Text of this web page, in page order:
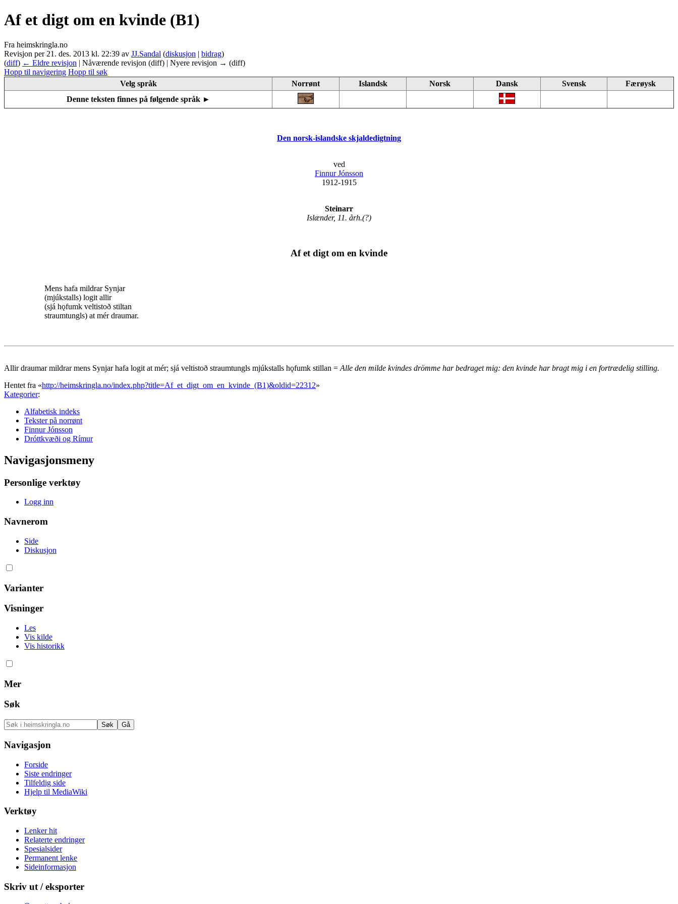
Af et digt om en kvinde (B1)
Fra heimskringla.no
Revisjon per 21. des. 2013 kl. 22:39 av JJ.Sandal (diskusjon | bidrag)
(diff) ← Eldre revisjon | Nåværende revisjon (diff) | Nyere revisjon → (diff)
Hopp til navigering Hopp til søk
Velg språk
Norrønt Islandsk Norsk Dansk Svensk
Færøysk
Denne teksten finnes på følgende språk ►
Den norsk-islandske skjaldedigtning
ved
Finnur Jónsson
1912-1915
Steinarr
Islænder, 11. årh.(?)
Af et digt om en kvinde
Mens hafa mildrar Synjar
(mjúkstalls) logit allir
(sjá hǫfumk veltistoð stiltan
straumtungls) at mér draumar.
Allir draumar mildrar mens Synjar hafa logit at mér; sjá veltistoð straumtungls mjúkstalls hǫfumk stillan = Alle den milde kvindes drömme har bedraget mig: den kvinde har bragt mig i en fortrædelig stilling.
Hentet fra «http://heimskringla.no/index.php?title=Af_et_digt_om_en_kvinde_(B1)&oldid=22312»
Kategorier:
Alfabetisk indeks
Tekster på norrønt
Finnur Jónsson
Dróttkvæði og Rímur
Navigasjonsmeny
Personlige verktøy
Logg inn
Navnerom
Side
Diskusjon
Varianter
Visninger
Les
Vis kilde
Vis historikk
Mer
Søk
Navigasjon
Forside
Siste endringer
Tilfeldig side
Hjelp til MediaWiki
Verktøy
Lenker hit
Relaterte endringer
Spesialsider
Permanent lenke
Sideinformasjon
Skriv ut / eksporter